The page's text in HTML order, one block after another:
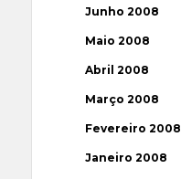
Junho 2008
Maio 2008
Abril 2008
Março 2008
Fevereiro 2008
Janeiro 2008